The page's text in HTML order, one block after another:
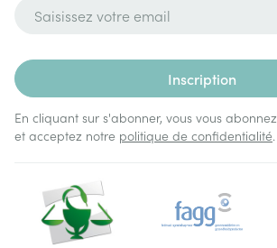
Inscription
En cliquant sur s'abonner, vous vous
et acceptez notre politique de confidentialité.